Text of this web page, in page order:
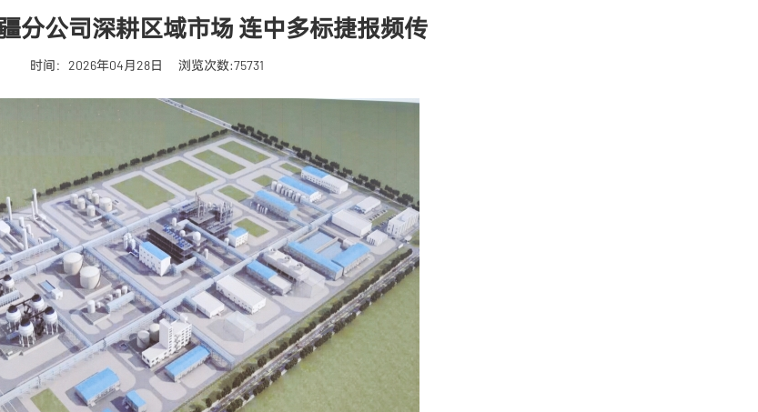
分公司深耕区域市场 连中多标捷报频传
时间：2026年04月28日 浏览次数:75731